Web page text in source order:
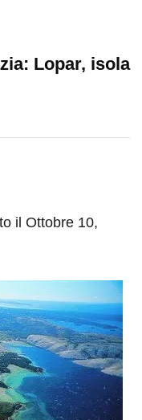
Lopar, isola
il Ottobre 10,